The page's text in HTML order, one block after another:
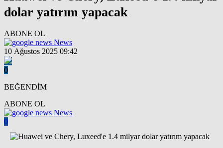
dolar yatırım yapacak
ABONE OL
News
10 Ağustos 2025 09:42
0
BEĞENDİM
ABONE OL
News
0